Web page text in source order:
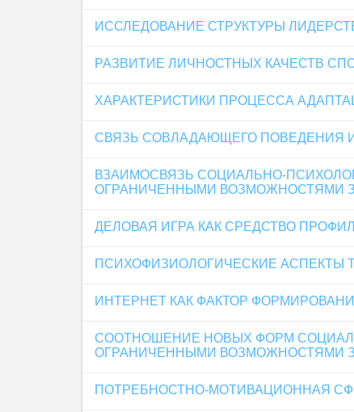
ИССЛЕДОВАНИЕ СТРУКТУРЫ
РАЗВИТИЕ ЛИЧНОСТНЫХ КАЧЕСТВ
ХАРАКТЕРИСТИКИ ПРОЦЕССА
СВЯЗЬ СОВЛАДАЮЩЕГО ПОВЕДЕНИЯ
ВЗАИМОСВЯЗЬ СОЦИАЛЬНО-
ОГРАНИЧЕННЫМИ ВОЗМОЖНОСТЯМИ
ДЕЛОВАЯ ИГРА КАК СРЕДСТВО
ПСИХОФИЗИОЛОГИЧЕСКИЕ АСПЕКТЫ
ИНТЕРНЕТ КАК ФАКТОР
СООТНОШЕНИЕ НОВЫХ ФОРМ
ОГРАНИЧЕННЫМИ ВОЗМОЖНОСТЯМИ
ПОТРЕБНОСТНО-МОТИВАЦИОННАЯ